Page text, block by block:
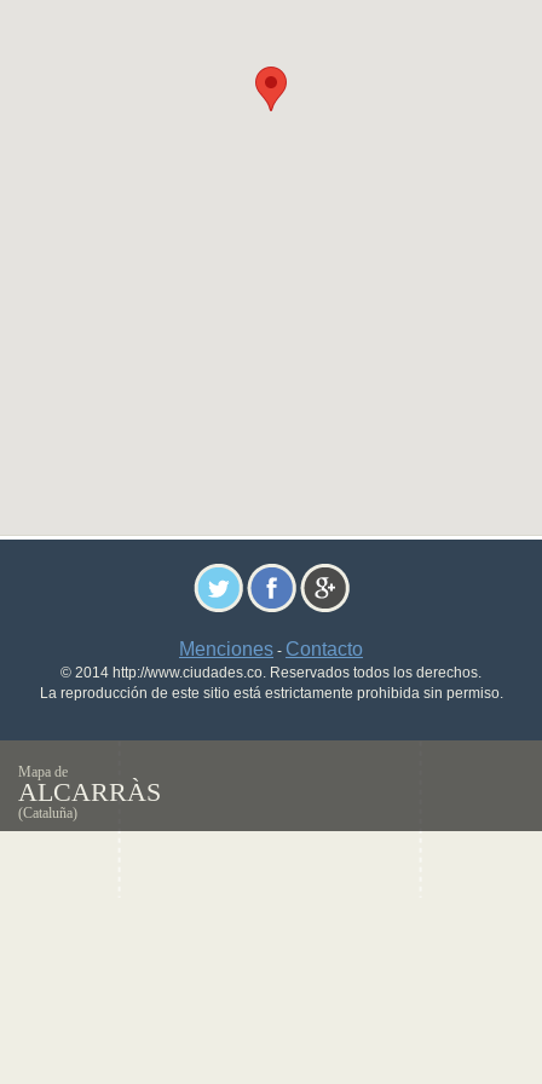
Menciones - Contacto
© 2014 http://www.ciudades.co. Reservados todos los derechos.
La reproducción de este sitio está estrictamente prohibida sin permiso.
Mapa de
ALCARRÀS
(Cataluña)